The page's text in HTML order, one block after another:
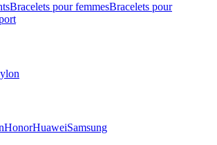
Bracelets pour femmesBracelets pour
HonorHuaweiSamsung